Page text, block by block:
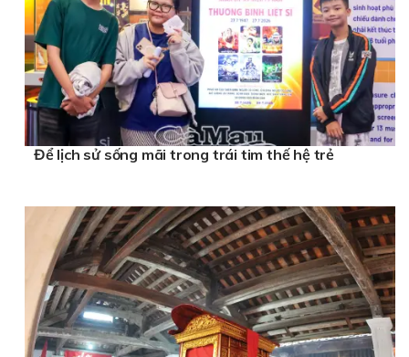
Để lịch sử sống mãi trong trái tim thế hệ trẻ